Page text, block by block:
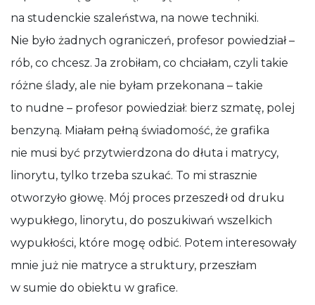
na studenckie szaleństwa, na nowe techniki.
Nie było żadnych ograniczeń, profesor powiedział –
rób, co chcesz. Ja zrobiłam, co chciałam, czyli takie
różne ślady, ale nie byłam przekonana – takie
to nudne – profesor powiedział: bierz szmatę, polej
benzyną. Miałam pełną świadomość, że grafika
nie musi być przytwierdzona do dłuta i matrycy,
linorytu, tylko trzeba szukać. To mi strasznie
otworzyło głowę. Mój proces przeszedł od druku
wypukłego, linorytu, do poszukiwań wszelkich
wypukłości, które mogę odbić. Potem interesowały
mnie już nie matryce a struktury, przeszłam
w sumie do obiektu w grafice.